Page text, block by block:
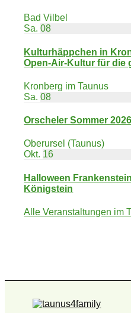
Bad Vilbel
Sa.08
Kulturhäppchen in
Open-Air-Kultur für die
Kronberg im Taunus
Sa.08
Orscheler Sommer 2026
Oberursel (Taunus)
Okt. 16
Halloween
Königstein
Alle Veranstaltungen im